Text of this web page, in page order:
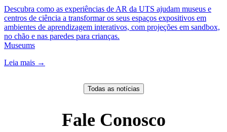
Descubra como as experiências de AR da UTS ajudam museus e
centros de ciência a transformar os seus espaços expositivos em
ambientes de aprendizagem interativos, com projeções em sandbox,
no chão e nas paredes para crianças.
Museums
Leia mais →
Todas as notícias
Fale Conosco